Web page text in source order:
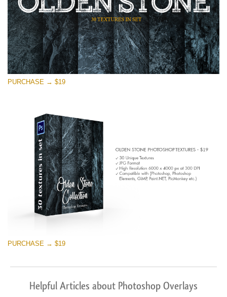
Entire Collection
(1783 Overlays)
Large 6000*4000px
Kostenloser Download
PURCHASE → $19
PURCHASE → $19
Helpful Articles about Photoshop Overlays